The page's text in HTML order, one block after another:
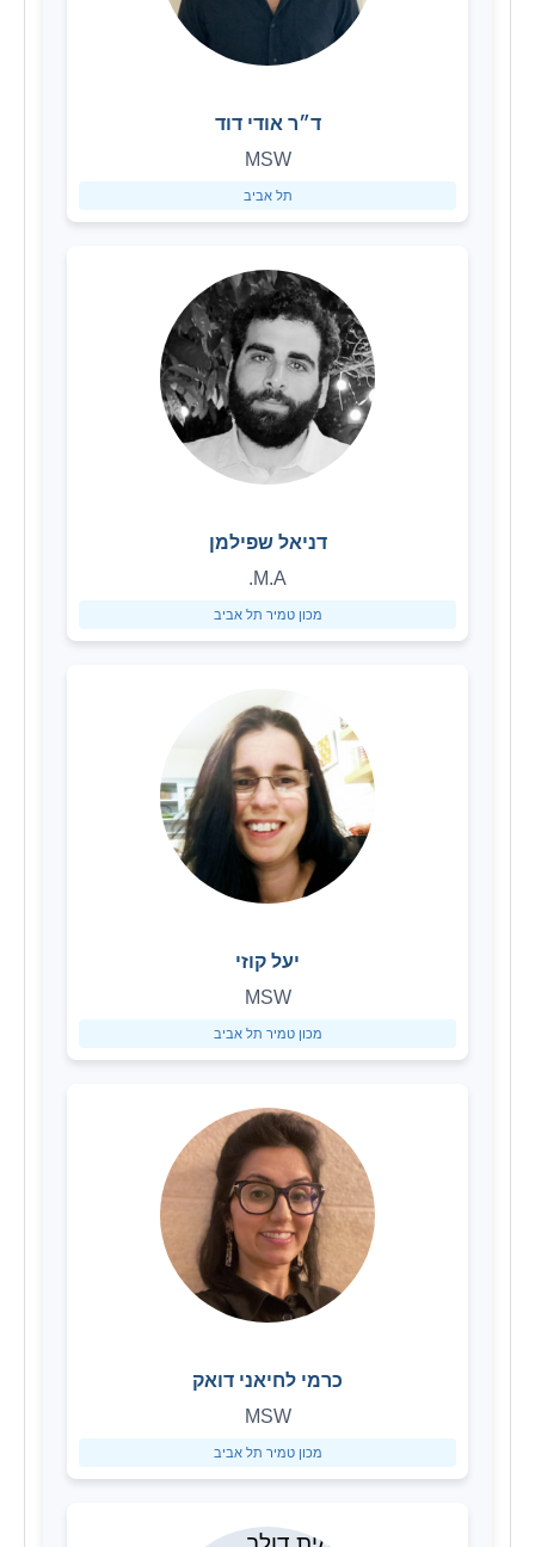
ד״ר אודי דוד
MSW
תל אביב
דניאל שפילמן
M.A.
מכון טמיר תל אביב
יעל קוזי
MSW
מכון טמיר תל אביב
כרמי לחיאני דואק
MSW
מכון טמיר תל אביב